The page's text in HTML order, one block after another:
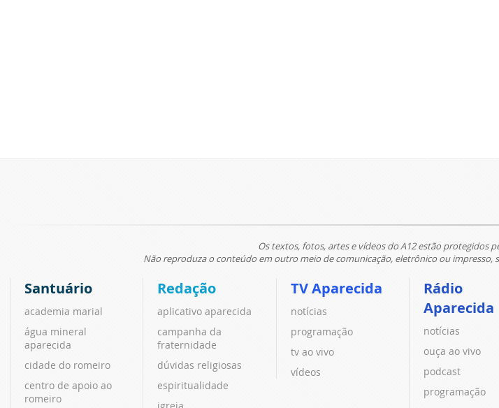
Os textos, fotos, artes e vídeos do A12 estão protegidos
Não reproduza o conteúdo em outro meio de comunicação, eletrônico ou impresso,
Santuário
academia marial
água mineral
aparecida
cidade do romeiro
centro de apoio ao
romeiro
Redação
aplicativo aparecida
campanha da
fraternidade
dúvidas religiosas
espiritualidade
igreja
TV Aparecida
notícias
programação
tv ao vivo
vídeos
Rádio
Aparecida
notícias
ouça ao vivo
podcast
programação